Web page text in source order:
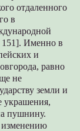
отдаленного
в
Именно в
и
равно
не
земли и
украшения,
пушнину.
изменению